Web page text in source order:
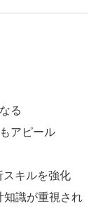
る
アピール
スキルを強化
知識が重視され